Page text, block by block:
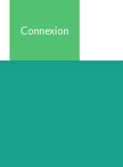
Connexion